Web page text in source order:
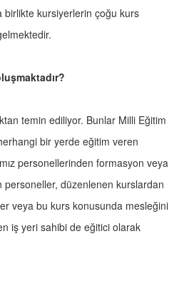
birlikte kursiyerlerin çoğu kurs
temin ediliyor. Bunlar Milli Eğitim
bir yerde eğitim veren
personellerinden formasyon veya
personeller, düzenlenen kurslardan
veya bu kurs konusunda mesleğini
iş yeri sahibi de eğitici olarak